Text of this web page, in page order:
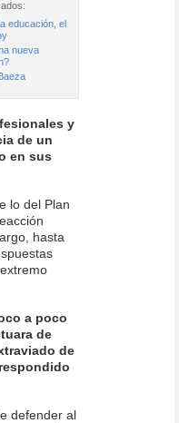
educación, el
nueva
y
de un
en sus
lo del Plan
hasta
a poco
de
de
defender al